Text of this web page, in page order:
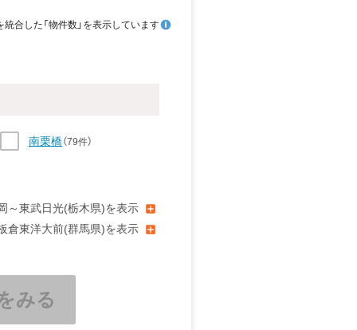
合した「物件数」を表示しています
南栗橋（79件）
栃木 （417件）
北鹿沼
～東武日光(栃木県)を表示
倉東洋大前(群馬県)を表示
みる